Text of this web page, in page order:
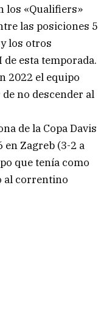
los «Qualifiers»
las posiciones 5
los otros
esta temporada.
2022 el equipo
no descender al
de la Copa Davis
en Zagreb (3-2 a
que tenía como
al correntino